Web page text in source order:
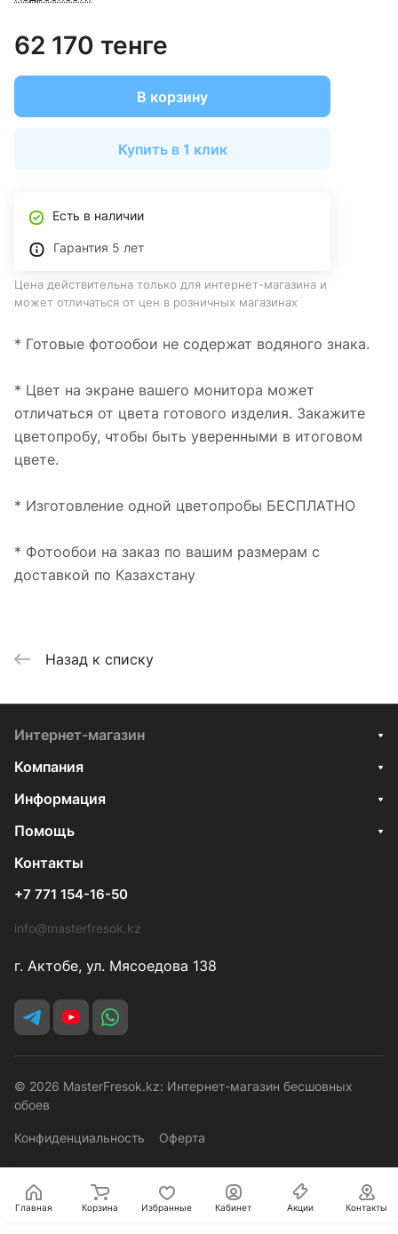
62 170 тенге
В корзину
Купить в 1 клик
Есть в наличии
Гарантия 5 лет
Цена действительна только для интернет-магазина и
может отличаться от цен в розничных магазинах
* Готовые фотообои не содержат водяного знака.
* Цвет на экране вашего монитора может
отличаться от цвета готового изделия. Закажите
цветопробу, чтобы быть уверенными в итоговом
цвете.
* Изготовление одной цветопробы БЕСПЛАТНО
* Фотообои на заказ по вашим размерам с
доставкой по Казахстану
Назад к списку
Интернет-магазин
Компания
Информация
Помощь
Контакты
+7 771 154-16-50
info@masterfresok.kz
г. Актобе, ул. Мясоедова 138
© 2026 MasterFresok.kz: Интернет-магазин бесшовных
обоев
Конфиденциальность Оферта
Главная Корзина Избранные Кабинет Акции Контакты